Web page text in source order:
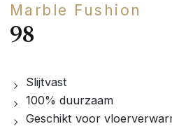
Marble Fushion
98
Slijtvast
100% duurzaam
Geschikt voor